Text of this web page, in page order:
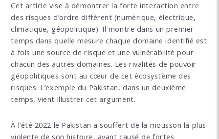
Cet article vise à démontrer la forte inter­action entre
des risques d’ordre différent (numérique, électrique,
climatique, géopolitique). Il montre dans un premier
temps dans quelle mesure chaque domaine identifié est
à fois une source de risque et une vulnérabilité pour
chacun des autres domaines. Les rivalités de pouvoir
géopolitiques sont au cœur de cet écosystème des
risques. L’exemple du Pakistan, dans un deuxième
temps, vient illustrer cet argument.
À l’été 2022 le Pakistan a souffert de la mousson la plus
violente de son histoire, ayant causé de fortes